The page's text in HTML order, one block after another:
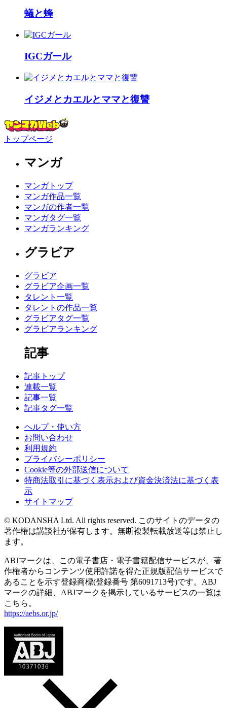
蟻と蜂
IGCガール
イジメとカエルとママと復讐
トップページ
マンガ
マンガトップ
マンガ作品一覧
マンガの作者一覧
マンガタグ一覧
マンガランキング
グラビア
グラビア
グラビア企画一覧
タレント一覧
タレントの作品一覧
グラビアタグ一覧
グラビアランキング
記事
記事トップ
連載一覧
記事一覧
記事タグ一覧
ヘルプ・使い方
お問い合わせ
利用規約
プライバシーポリシー
Cookie等の外部送信について
特商法取引に基づく表示および資金決済法に基づく表
示
サイトマップ
© KODANSHA Ltd. All rights reserved. このサイトのデータの
著作権は講談社が保有します。無断複製転載放送等は禁止し
ます。
ABJマークは、この電子書店・電子書籍配信サービスが、著
作権者からコンテンツ使用許諾を得た正規版配信サービスで
あることを示す登録商標(登録番号 第6091713号)です。ABJ
マークの詳細、ABJマークを掲示しているサービスの一覧は
こちら。
https://aebs.or.jp/